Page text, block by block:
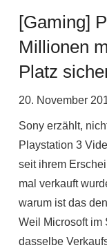
[Gaming]
Millionen
Platz
20. November
Sony erzählt,
Playstation 3
seit ihrem
mal verkauft
warum ist das
Weil Microsoft im
dasselbe